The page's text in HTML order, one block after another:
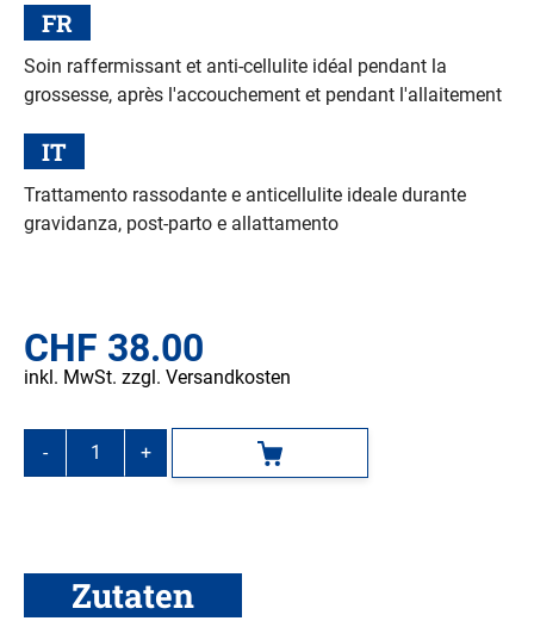
FR
Soin raffermissant et anti-cellulite idéal pendant la
grossesse, après l'accouchement et pendant l'allaitement
IT
Trattamento rassodante e anticellulite ideale durante
gravidanza, post-parto e allattamento
CHF 38.00
inkl. MwSt. zzgl. Versandkosten
-
gegen
Cellulite
+ In den Warenkorb
Zutaten